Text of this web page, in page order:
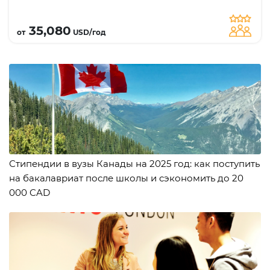
от35,080 USD/год
стипендии £6,000 -20,000
Стипендии в вузы Канады на 2025 год: как поступить
на бакалавриат после школы и сэкономить до 20
000 CAD